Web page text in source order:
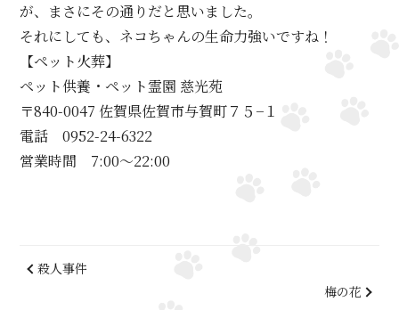
が、まさにその通りだと思いました。
それにしても、ネコちゃんの生命力強いですね！
【ペット火葬】
ペット供養・ペット霊園 慈光苑
〒840-0047 佐賀県佐賀市与賀町７５−１
電話 0952-24-6322
営業時間 7:00～22:00
殺人事件
梅の花